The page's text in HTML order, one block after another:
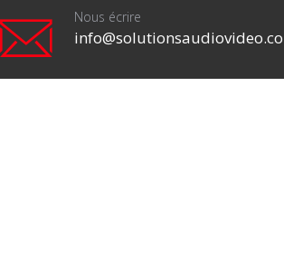
Nous écrire